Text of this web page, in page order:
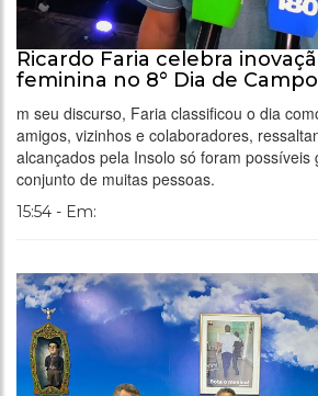
Ricardo Faria celebra
feminina no 8° Dia de
m seu discurso, Faria classificou o dia
amigos, vizinhos e colaboradores,
alcançados pela Insolo só foram possíveis
conjunto de muitas pessoas.
15:54 - Em: